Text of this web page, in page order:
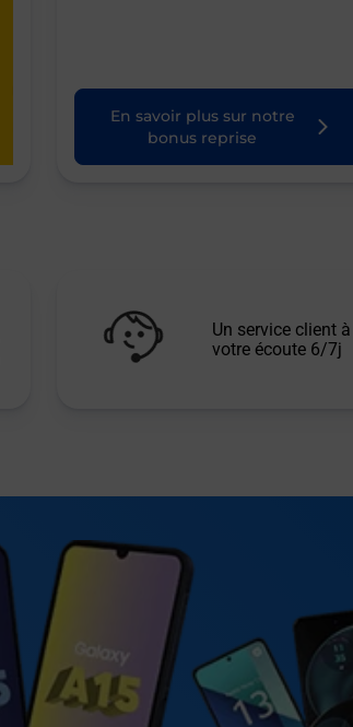
En savoir plus sur notre
bonus reprise
Un service client à
votre écoute 6/7j